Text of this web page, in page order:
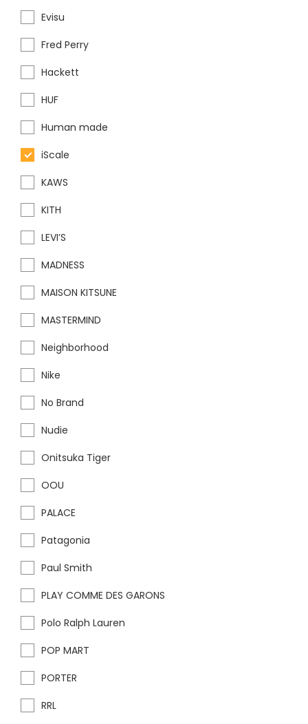
Evisu
Fred Perry
Hackett
HUF
Human made
iScale
KAWS
KITH
LEVI’S
MADNESS
MAISON KITSUNE
MASTERMIND
Neighborhood
Nike
No Brand
Nudie
Onitsuka Tiger
OOU
PALACE
Patagonia
Paul Smith
PLAY COMME DES GARONS
Polo Ralph Lauren
POP MART
PORTER
RRL